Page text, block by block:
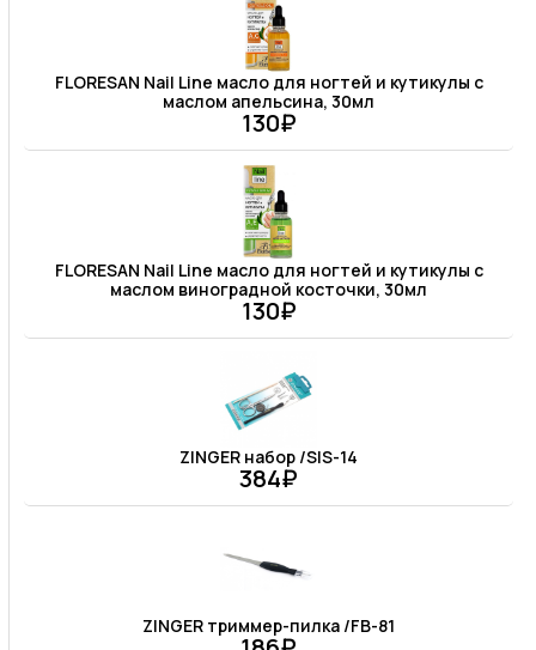
FLORESAN Nail Line масло для ногтей и кутикулы с
маслом апельсина, 30мл
130₽
FLORESAN Nail Line масло для ногтей и кутикулы с
маслом виноградной косточки, 30мл
130₽
ZINGER набор /SIS-14
384₽
ZINGER триммер-пилка /FB-81